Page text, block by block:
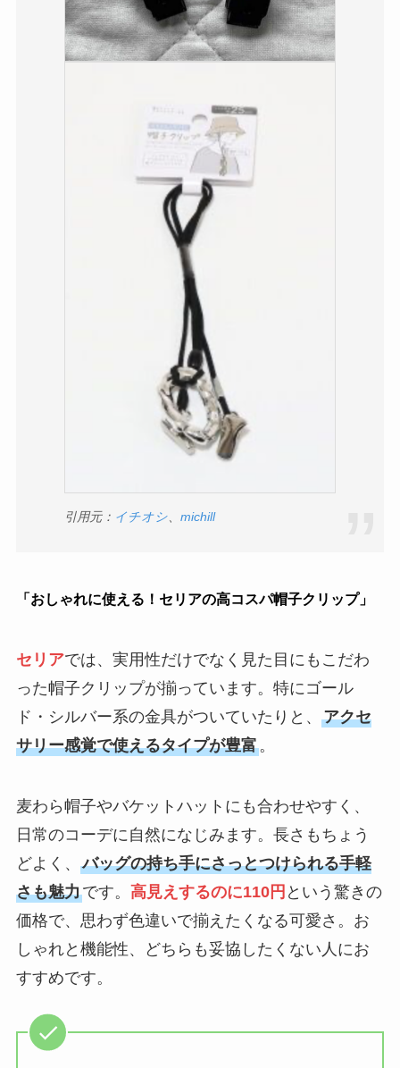
引用元： イチオシ、 michill
「おしゃれに使える！セリアの高コスパ帽子クリップ」
セリアでは、実用性だけでなく見た目にもこだわ
った帽子クリップが揃っています。特にゴール
ド・シルバー系の金具がついていたりと、 アクセ
サリー感覚で使えるタイプが豊富。
麦わら帽子やバケットハットにも合わせやすく、
日常のコーデに自然になじみます。長さもちょう
どよく、 バッグの持ち手にさっとつけられる手軽
さも魅力です。 高見えするのに110円 という驚きの
価格で、思わず色違いで揃えたくなる可愛さ。お
しゃれと機能性、どちらも妥協したくない人にお
すすめです。